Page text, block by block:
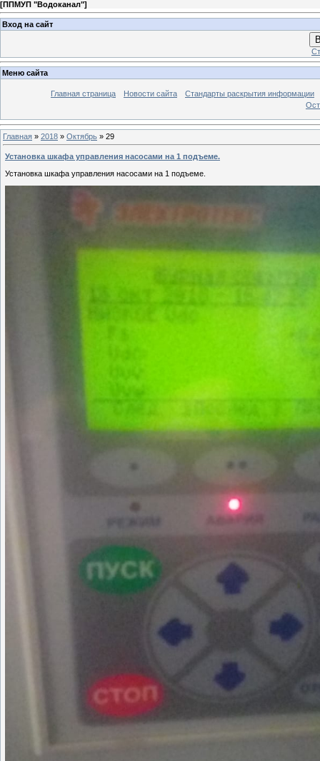
[ППМУП "Водоканал"]
Вход на сайт
Меню сайта
Главная страница Новости сайта
Стандарты раскрытия информации
Главная » 2018 » Октябрь » 29
Установка шкафа управления насосами на 1 подъеме.
Установка шкафа управления насосами на 1 подъеме.